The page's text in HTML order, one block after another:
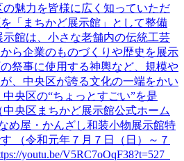
魅力を皆様に広く知っていただ
「まちかど展示館」として整備
示館は、小さな老舗内の伝統工芸
ら企業のものづくりや歴史を展示
祭事に使用する神輿など、規模や
、中央区が誇る文化の一端をかい
央区の“ちょっとすごい”を是
央区まちかど展示館公式ホーム
屋・かんざし和装小物展示館特
（令和元年７月７日（日）～７
youtu.be/V5RC7oOqF38?t=527